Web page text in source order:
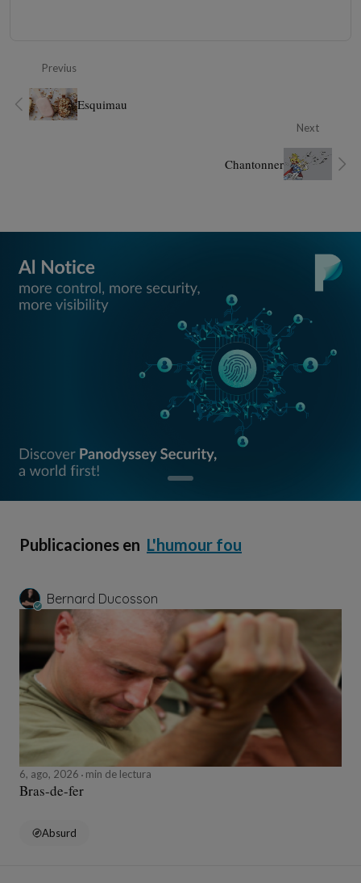
Previus
Esquimau
Next
Chantonner
Publicaciones en L'humour fou
Bernard Ducosson
6, ago, 2026 min de lectura
Bras-de-fer
Absurd